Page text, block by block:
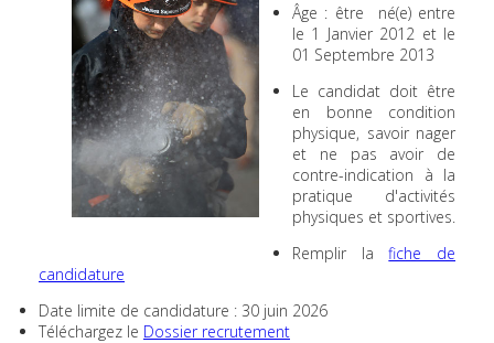
Âge : être né(e) entre
le 1 Janvier 2012 et le
01 Septembre 2013
Le candidat doit être
en bonne condition
physique, savoir nager
et ne pas avoir de
contre-indication à la
pratique d'activités
physiques et sportives.
Remplir lafiche de
candidature
Date limite de candidature : 30 juin 2026
Téléchargez le Dossier recrutement